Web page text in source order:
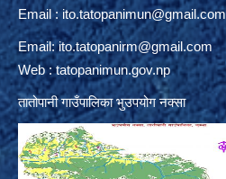
Email :ito.tatopanimun@gmail.com
Email:ito.tatopanirm@gmail.com
Web : tatopanimun.gov.np
तातोपानी गाउँपालिका भुउपयोग नक्सा